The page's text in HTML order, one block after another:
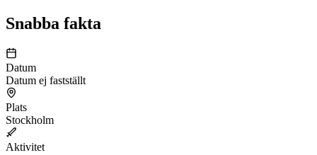
Snabba fakta
Datum
Datum ej fastställt
Plats
Stockholm
Aktivitet